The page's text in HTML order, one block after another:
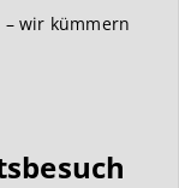
wir kümmern